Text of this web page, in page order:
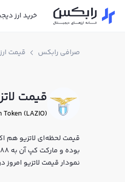
خرید ارز
صرافی رابکس قیمت
قیمت
Token (LAZIO)
نمودار قیمت لاتزیو